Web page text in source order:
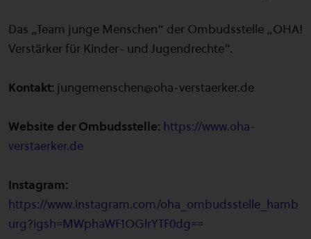
Das „Team junge Menschen“ der Ombudsstelle „OHA!
Verstärker für Kinder- und Jugendrechte“.
Kontakt: jungemenschen@oha-verstaerker.de
Website der Ombudsstelle: https://www.oha-
verstaerker.de
Instagram:
https://www.instagram.com/oha_ombudsstelle_hamb
urg?igsh=MWphaWF1OGlrYTF0dg==